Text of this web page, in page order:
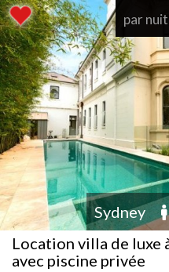
par
Sydney
Location villa de luxe
avec piscine privée